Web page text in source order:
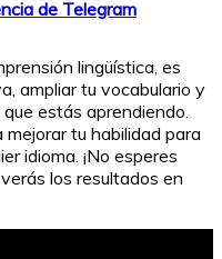
de Telegram
lingüística, es
ampliar tu vocabulario y
estás aprendiendo.
tu habilidad para
idioma. ¡No esperes
los resultados en